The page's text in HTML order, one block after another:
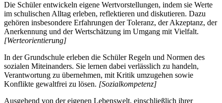
Die Schüler entwickeln eigene Wertvorstellungen, indem sie Werte
im schulischen Alltag erleben, reflektieren und diskutieren. Dazu
gehören insbesondere Erfahrungen der Toleranz, der Akzeptanz, der
Anerkennung und der Wertschätzung im Umgang mit Vielfalt.
[Werteorientierung]
In der Grundschule erleben die Schüler Regeln und Normen des
sozialen Miteinanders. Sie lernen dabei verlässlich zu handeln,
Verantwortung zu übernehmen, mit Kritik umzugehen sowie
Konflikte gewaltfrei zu lösen. [Sozialkompetenz]
Ausgehend von der eigenen Lebenswelt, einschließlich ihrer